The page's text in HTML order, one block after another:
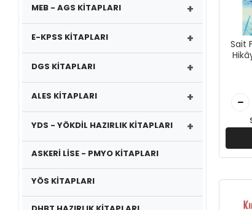
MEB - AGS KİTAPLARI +
E-KPSS KİTAPLARI +
DGS KİTAPLARI +
ALES KİTAPLARI +
YDS - YÖKDİL HAZIRLIK KİTAPLARI +
ASKERİ LİSE - PMYO KİTAPLARI
YÖS KİTAPLARI
Sait